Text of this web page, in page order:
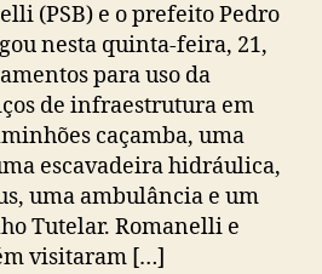
(PSB) e o prefeito Pedro
nesta quinta-feira, 21,
para uso da
de infraestrutura em
caçamba, uma
escavadeira hidráulica,
uma ambulância e um
Tutelar. Romanelli e
visitaram […]